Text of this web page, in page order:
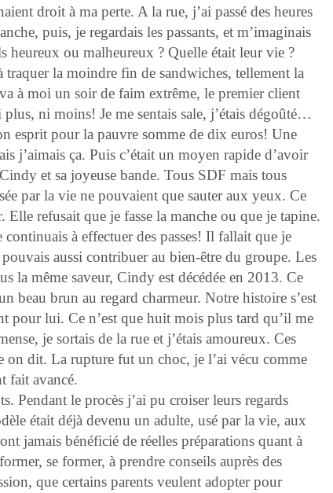
droit à ma perte. A la rue, j’ai passé des heures
puis, je regardais les passants, et m’imaginais
heureux ou malheureux ? Quelle était leur vie ?
traquer la moindre fin de sandwiches, tellement la
à moi un soir de faim extrême, le premier client
ni moins! Je me sentais sale, j’étais dégoûté…
esprit pour la pauvre somme de dix euros! Une
j’aimais ça. Puis c’était un moyen rapide d’avoir
et sa joyeuse bande. Tous SDF mais tous
par la vie ne pouvaient que sauter aux yeux. Ce
refusait que je fasse la manche ou que je tapine.
à effectuer des passes! Il fallait que je
aussi contribuer au bien-être du groupe. Les
la même saveur, Cindy est décédée en 2013. Ce
beau brun au regard charmeur. Notre histoire s’est
pour lui. Ce n’est que huit mois plus tard qu’il me
je sortais de la rue et j’étais amoureux. Ces
on dit. La rupture fut un choc, je l’ai vécu comme
fait avancé.
Pendant le procès j’ai pu croiser leurs regards
était déjà devenu un adulte, usé par la vie, aux
jamais bénéficié de réelles préparations quant à
se former, à prendre conseils auprès des
que certains parents veulent adopter pour